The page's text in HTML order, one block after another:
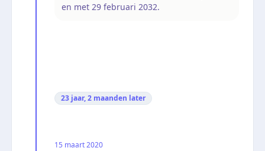
en met 29 februari 2032.
23 jaar, 2 maanden later
15 maart 2020